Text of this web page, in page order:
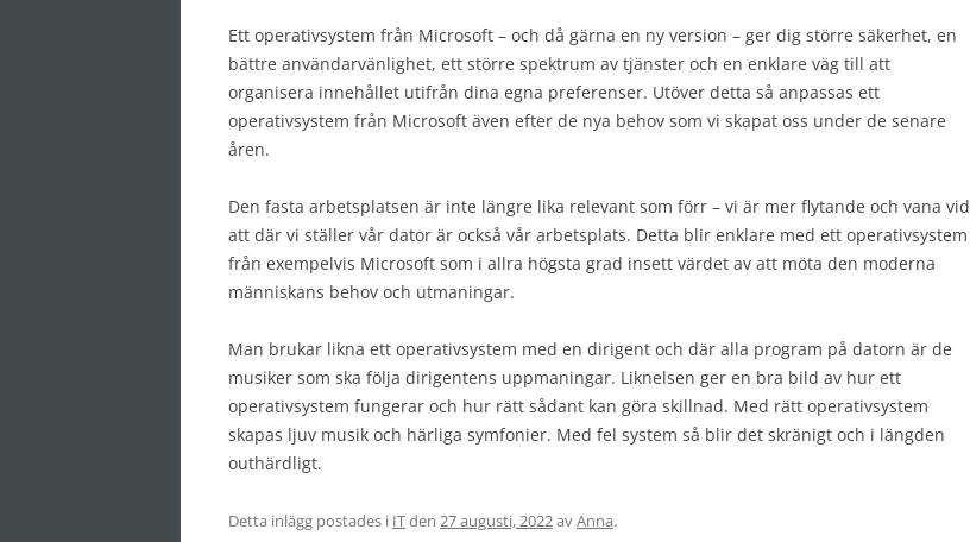
Ett operativsystem från Microsoft – och då gärna en ny version – ger dig större säkerhet, en
bättre användarvänlighet, ett större spektrum av tjänster och en enklare väg till att
organisera innehållet utifrån dina egna preferenser. Utöver detta så anpassas ett
operativsystem från Microsoft även efter de nya behov som vi skapat oss under de senare
åren.
Den fasta arbetsplatsen är inte längre lika relevant som förr – vi är mer flytande och vana vid
att där vi ställer vår dator är också vår arbetsplats. Detta blir enklare med ett operativsystem
från exempelvis Microsoft som i allra högsta grad insett värdet av att möta den moderna
människans behov och utmaningar.
Man brukar likna ett operativsystem med en dirigent och där alla program på datorn är de
musiker som ska följa dirigentens uppmaningar. Liknelsen ger en bra bild av hur ett
operativsystem fungerar och hur rätt sådant kan göra skillnad. Med rätt operativsystem
skapas ljuv musik och härliga symfonier. Med fel system så blir det skränigt och i längden
outhärdligt.
Detta inlägg postades i ITden 27 augusti, 2022avAnna.